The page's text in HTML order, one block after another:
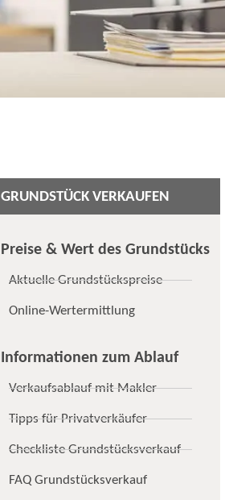
GRUNDSTÜCK VERKAUFEN
Preise & Wert des Grundstücks
Aktuelle Grundstückspreise
Online-Wertermittlung
Informationen zum Ablauf
Verkaufsablauf mit Makler
Tipps für Privatverkäufer
Checkliste Grundstücksverkauf
FAQ Grundstücksverkauf